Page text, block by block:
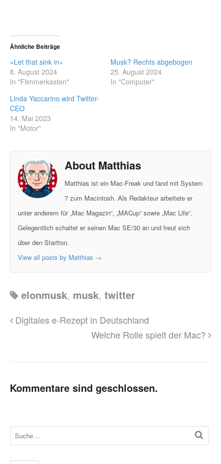
Ähnliche Beiträge
»Let that sink in«
8. August 2024
In "Flimmerkasten"
Musk? Rechts abgebogen
25. August 2024
In "Computer"
Linda Yaccarino wird Twitter-
CEO
14. Mai 2023
In "Motor"
About Matthias
Matthias ist ein Mac-Freak und fand mit System
7 zum Macintosh. Als Redakteur arbeitete er
unter anderem für „Mac Magazin“, „MACup“ sowie „Mac Life“.
Gelegentlich schaltet er seinen Mac SE/30 an und freut sich
über den Startton.
View all posts by Matthias →
elonmusk, musk, twitter
Digitales e-Rezept in Deutschland
Welche Rolle spielt der Mac?
Kommentare sind geschlossen.